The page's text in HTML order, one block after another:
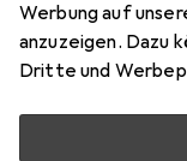
Werbung auf
anzuzeigen. Dazu
Dritte und